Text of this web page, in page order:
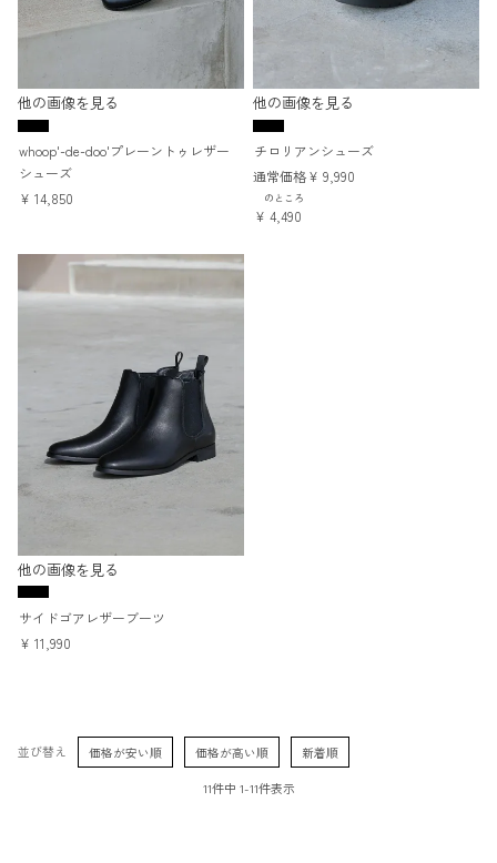
他の画像を見る
whoop'-de-doo'プレーントゥレザー
シューズ
¥ 14,850
他の画像を見る
チロリアンシューズ
通常価格¥ 9,990
のところ
¥ 4,490
他の画像を見る
サイドゴアレザーブーツ
¥ 11,990
並び替え 価格が安い順 価格が高い順
新着順
11件中 1-11件表示